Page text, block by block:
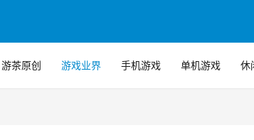
游茶原创 游戏业界 手机游戏 单机游戏 休